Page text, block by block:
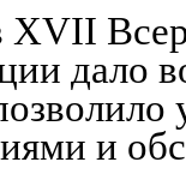
XVII
дало
и